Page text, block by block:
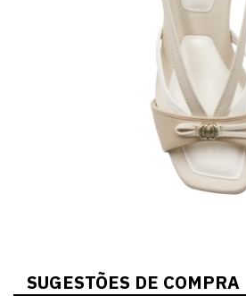
SUGESTÕES DE COMPRA